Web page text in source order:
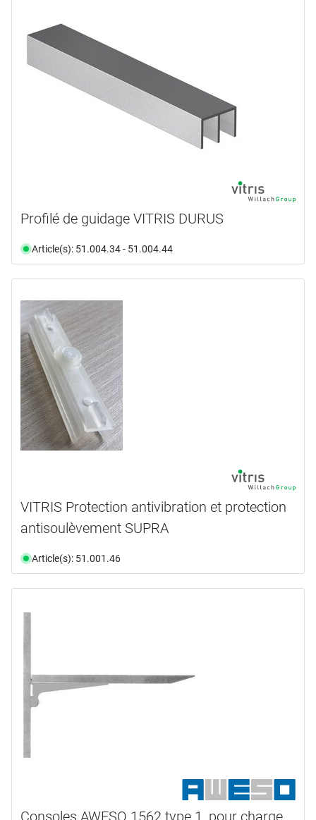
Profilé de guidage VITRIS DURUS
Article(s): 51.004.34 - 51.004.44
VITRIS Protection antivibration et protection
antisoulèvement SUPRA
Article(s): 51.001.46
Consoles AWESO 1562 type 1, pour charge